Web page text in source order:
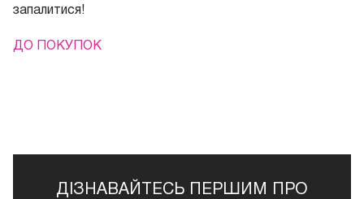
запалитися!
ДО ПОКУПОК
ДІЗНАВАЙТЕСЬ ПЕРШИМ ПРО